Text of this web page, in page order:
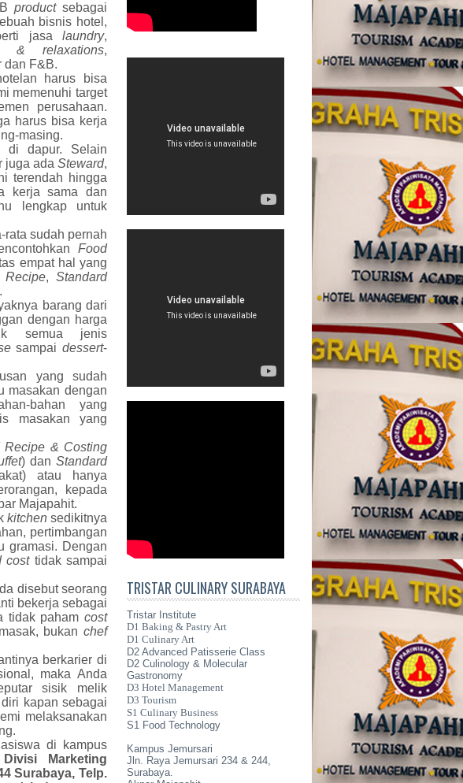
productsebagai
bisnis hotel,
jasa laundry,
& relaxations,
dan F&B.
harus bisa
memenuhi target
perusahaan.
harus bisa kerja
masing.
di dapur. Selain
juga ada Steward,
terendah hingga
kerja sama dan
lengkap untuk
rata sudah pernah
Food
empat hal yang
Recipe, Standard
.
barang dari
dengan harga
semua jenis
sampaidessert-
yang sudah
masakan dengan
bahan yang
masakan yang
Recipe & Costing
) danStandard
atau hanya
kepada
Majapahit.
kitchensedikitnya
pertimbangan
gramasi. Dengan
costtidak sampai
disebut seorang
bekerja sebagai
tidak paham cost
bukan chef
berkarier di
maka Anda
sisik melik
kapan sebagai
melaksanakan
di kampus
Divisi Marketing
Surabaya, Telp.
TRISTAR CULINARY SURABAYA
Tristar Institute
D1 Baking & Pastry Art
D1 Culinary Art
D2 Advanced Patisserie Class
D2 Culinology & Molecular
Gastronomy
D3 Hotel Management
D3 Tourism
S1 Culinary Business
S1 Food Technology
Kampus Jemursari
Jln. Raya Jemursari 234 & 244,
Surabaya.